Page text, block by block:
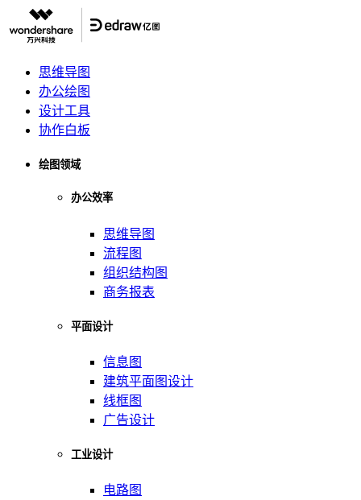
思维导图
办公绘图
设计工具
协作白板
绘图领域
办公效率
思维导图
流程图
组织结构图
商务报表
平面设计
信息图
建筑平面图设计
线框图
广告设计
工业设计
电路图